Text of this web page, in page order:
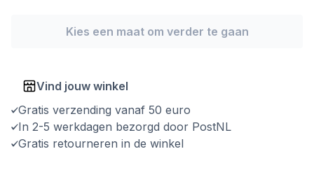
Kies een maat om verder te gaan
Vind jouw winkel
Gratis verzending vanaf 50 euro
In 2-5 werkdagen bezorgd door PostNL
Gratis retourneren in de winkel